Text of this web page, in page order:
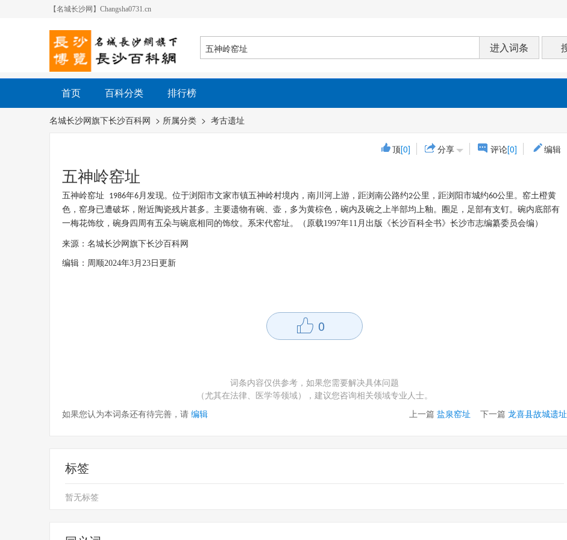
【名城长沙网】Changsha0731.cn
首页 百科分类 排行榜
名城长沙网旗下长沙百科网 > 所属分类 > 考古遗址
顶[0] 分享 评论[0] 编辑
五神岭窑址
五神岭窑址 1986年6月发现。位于浏阳市文家市镇五神岭村境内，南川河上游，距浏南公路约2公里，距浏阳市城约60公里。窑土橙黄
色，窑身已遭破坏，附近陶瓷残片甚多。主要遗物有碗、壶，多为黄棕色，碗内及碗之上半部均上釉。圈足，足部有支钉。碗内底部有
一梅花饰纹，碗身四周有五朵与碗底相同的饰纹。系宋代窑址。
（原载1997年11月出版《长沙百科全书》长沙市志编纂委员会编）
来源：名城长沙网旗下长沙百科网
编辑：周顺2024年3月23日更新
0
词条内容仅供参考，如果您需要解决具体问题
（尤其在法律、医学等领域），建议您咨询相关领域专业人士。
如果您认为本词条还有待完善，请 编辑 上一篇 盐泉窑址 下一篇 龙喜县故城遗址
标签
暂无标签